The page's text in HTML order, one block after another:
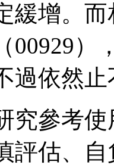
緩增。
00929）
過依然
究參考
評估、